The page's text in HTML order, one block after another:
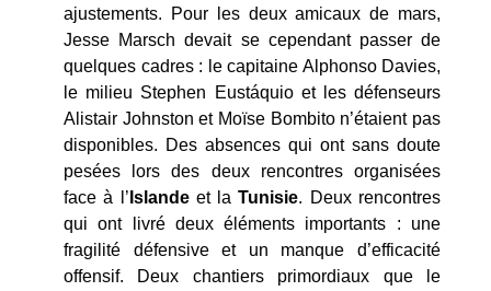
ajustements. Pour les deux amicaux de mars,
Jesse Marsch devait se cependant passer de
quelques cadres : le capitaine Alphonso Davies,
le milieu Stephen Eustáquio et les défenseurs
Alistair Johnston et Moïse Bombito n’étaient pas
disponibles. Des absences qui ont sans doute
pesées lors des deux rencontres organisées
face à l’ Islandeet laTunisie. Deux rencontres
qui ont livré deux éléments importants : une
fragilité défensive et un manque d’efficacité
offensif. Deux chantiers primordiaux que le